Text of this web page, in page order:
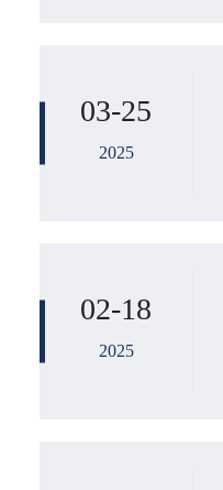
03-25
2025
02-18
2025